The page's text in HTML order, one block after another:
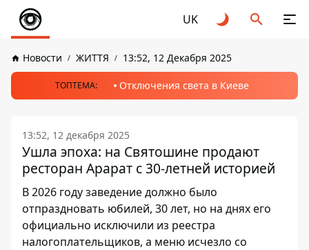
UK
Новости ЖИТТЯ 13:52, 12 Декабря 2025
ТОПТЕМА: Отключения света в Киеве
13:52, 12 декабря 2025
Ушла эпоха: на Святошине продают
ресторан Арарат с 30-летней историей
В 2026 году заведение должно было
отпраздновать юбилей, 30 лет, но на днях его
официально исключили из реестра
налогоплательщиков, а меню исчезло со